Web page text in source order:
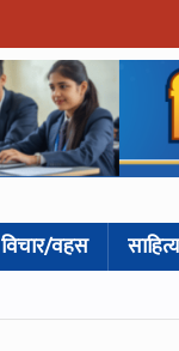
विचार/वहस साहित्य